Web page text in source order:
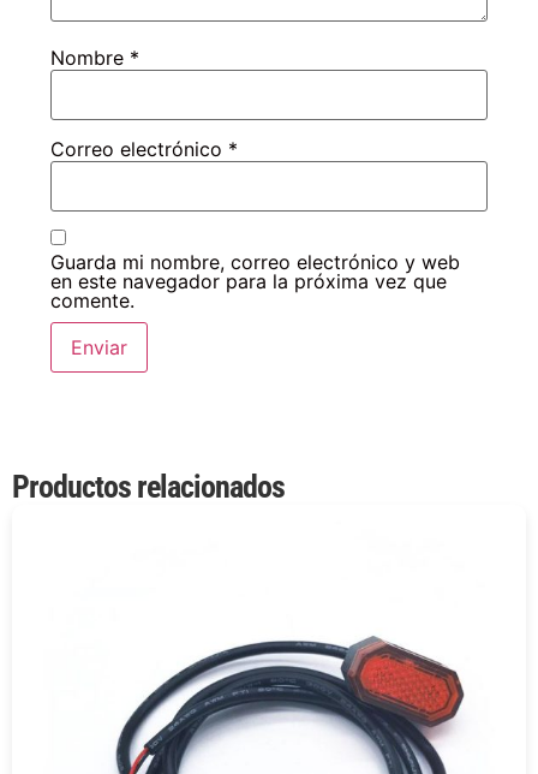
Nombre *
Correo electrónico *
Guarda mi nombre, correo electrónico y web
en este navegador para la próxima vez que
comente.
Productos relacionados